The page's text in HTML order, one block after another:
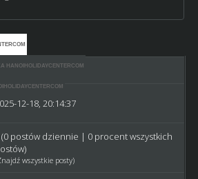
HANOIHOLIDAYCENTERCOM
12-18
12-18, 20:14:37
(0 postów dziennie | 0 procent wszystkich
wszystkie posty)